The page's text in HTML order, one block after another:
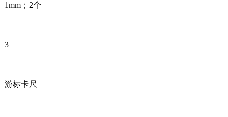
1mm；2个
3
游标卡尺